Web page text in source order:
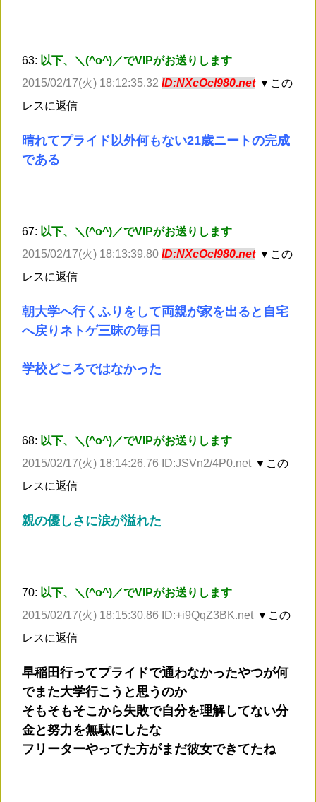
63: 以下、＼(^o^)／でVIPがお送りします
2015/02/17(火) 18:12:35.32 ID:NXcOcl980.net ▼この
レスに返信
晴れてプライド以外何もない21歳ニートの完成
である
67: 以下、＼(^o^)／でVIPがお送りします
2015/02/17(火) 18:13:39.80 ID:NXcOcl980.net ▼この
レスに返信
朝大学へ行くふりをして両親が家を出ると自宅
へ戻りネトゲ三昧の毎日
学校どころではなかった
68: 以下、＼(^o^)／でVIPがお送りします
2015/02/17(火) 18:14:26.76 ID:JSVn2/4P0.net ▼この
レスに返信
親の優しさに涙が溢れた
70: 以下、＼(^o^)／でVIPがお送りします
2015/02/17(火) 18:15:30.86 ID:+i9QqZ3BK.net ▼この
レスに返信
早稲田行ってプライドで通わなかったやつが何
でまた大学行こうと思うのか
そもそもそこから失敗で自分を理解してない分
金と努力を無駄にしたな
フリーターやってた方がまだ彼女できてたね